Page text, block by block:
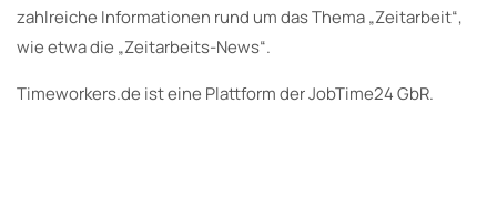
zahlreiche Informationen rund um das Thema „Zeitarbeit“,
wie etwa die „Zeitarbeits-News“.
Timeworkers.de ist eine Plattform der JobTime24 GbR.